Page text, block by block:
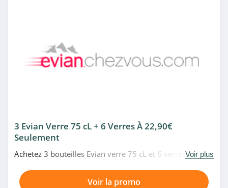
3 Evian Verre 75 cL + 6 Verres À 22,90€
Seulement
Achetez 3 bouteilles Evian verre 75 cL et 6 verres pour
Voir plus
Voir la promo